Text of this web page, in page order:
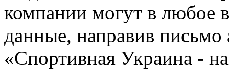
компании могут в любое
данные, направив письмо
«Спортивная Украина -